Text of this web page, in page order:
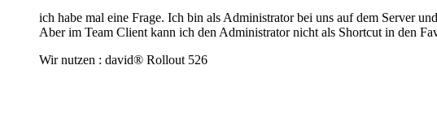
ich habe mal eine Frage. Ich bin als Administrator bei uns auf dem Server
Aber im Team Client kann ich den Administrator nicht als Shortcut in den
Wir nutzen : david® Rollout 526